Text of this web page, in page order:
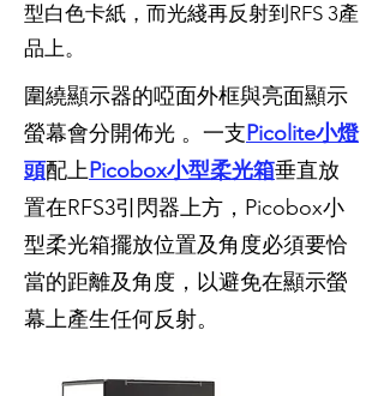
型白色卡紙，而光綫再反射到RFS 3產
品上。
圍繞顯示器的啞面外框與亮面顯示
螢幕會分開佈光 。一支Picolite小燈
頭配上Picobox小型柔光箱垂直放
置在RFS3引閃器上方，Picobox小
型柔光箱擺放位置及角度必須要恰
當的距離及角度，以避免在顯示螢
幕上產生任何反射。